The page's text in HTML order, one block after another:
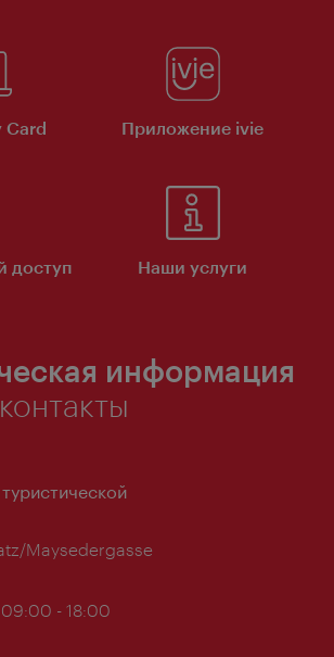
Card Приложение ivie
доступ Наши услуги
информация
Maysedergasse
- 18:00